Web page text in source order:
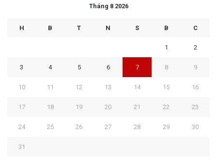
Tháng 8 2026
H B T N S B C
1 2
3 4 5 6 7 8 9
10 11 12 13 14 15 16
17 18 19 20 21 22 23
24 25 26 27 28 29 30
31